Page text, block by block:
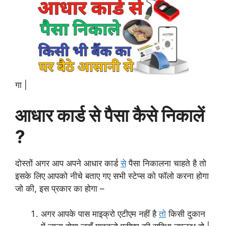
गा |
आधार कार्ड से पैसा कैसे निकालें
?
दोस्तों अगर आप अपने आधार कार्डसेपैसा निकालना चाहते है तो
इसके लिए आपको नीचे बताए गए सभी स्टेप्स को फॉलो करना होगा
जो की, इस प्रकार का होगा –
अगर आपके पास माइक्रो एटीएम नहीं हैतो किसी दुकान